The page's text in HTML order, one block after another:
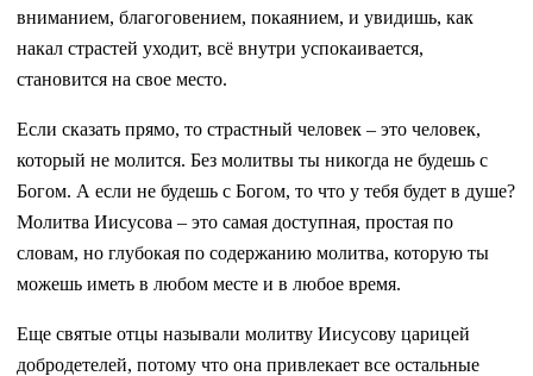
вниманием, благоговением, покаянием, и увидишь, как
накал страстей уходит, всё внутри успокаивается,
становится на свое место.
Если сказать прямо, то страстный человек – это человек,
который не молится. Без молитвы ты никогда не будешь с
Богом. А если не будешь с Богом, то что у тебя будет в душе?
Молитва Иисусова – это самая доступная, простая по
словам, но глубокая по содержанию молитва, которую ты
можешь иметь в любом месте и в любое время.
Еще святые отцы называли молитву Иисусову царицей
добродетелей, потому что она привлекает все остальные